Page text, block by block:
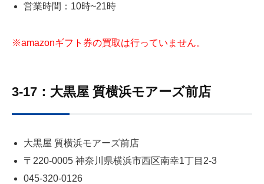
営業時間：10時~21時
※amazonギフト券の買取は行っていません。
3-17：大黒屋 質横浜モアーズ前店
大黒屋 質横浜モアーズ前店
〒220-0005 神奈川県横浜市西区南幸1丁目2‐3
045-320-0126